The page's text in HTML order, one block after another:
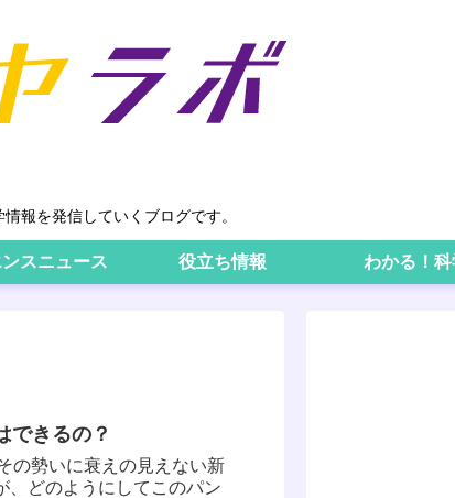
報を発信していくブログです。
スニュース 役立ち情報 わかる！科
できるの？
の勢いに衰えの見えない新
、どのようにしてこのパン